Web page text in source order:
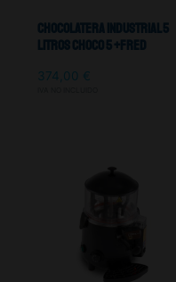
Chocolatera Industrial 5
litros Choco 5 +Fred
374,00 €